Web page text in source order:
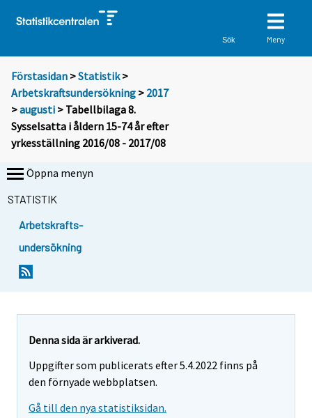
Sök Meny
Förstasidan >Statistik >
Arbetskraftsundersökning > 2017
>augusti > Tabellbilaga 8.
Sysselsatta i åldern 15-74 år efter
yrkesställning 2016/08 - 2017/08
Öppna menyn
STATISTIK
Arbetskrafts-
undersökning
Denna sida är arkiverad.
Uppgifter som publicerats efter 5.4.2022 finns på
den förnyade webbplatsen.
Gå till den nya statistiksidan.